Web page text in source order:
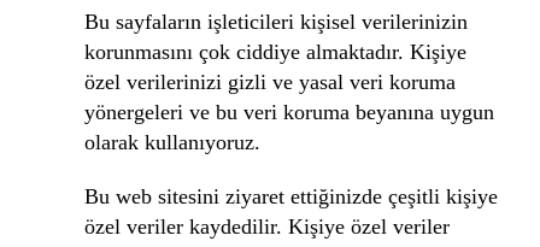
Bu sayfaların işleticileri kişisel verilerinizin
korunmasını çok ciddiye almaktadır. Kişiye
özel verilerinizi gizli ve yasal veri koruma
yönergeleri ve bu veri koruma beyanına uygun
olarak kullanıyoruz.
Bu web sitesini ziyaret ettiğinizde çeşitli kişiye
özel veriler kaydedilir. Kişiye özel veriler